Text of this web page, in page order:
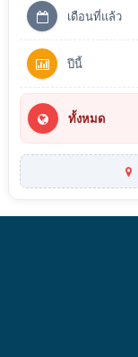
เดือนที่แล้ว
ปีนี้
ทั้งหมด